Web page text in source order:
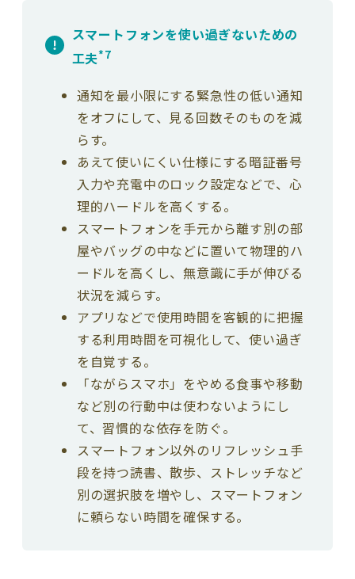
スマートフォンを使い過ぎないための
工夫*7
通知を最小限にする緊急性の低い通知
をオフにして、見る回数そのものを減
らす。
あえて使いにくい仕様にする暗証番号
入力や充電中のロック設定などで、心
理的ハードルを高くする。
スマートフォンを手元から離す別の部
屋やバッグの中などに置いて物理的ハ
ードルを高くし、無意識に手が伸びる
状況を減らす。
アプリなどで使用時間を客観的に把握
する利用時間を可視化して、使い過ぎ
を自覚する。
「ながらスマホ」をやめる食事や移動
など別の行動中は使わないようにし
て、習慣的な依存を防ぐ。
スマートフォン以外のリフレッシュ手
段を持つ読書、散歩、ストレッチなど
別の選択肢を増やし、スマートフォン
に頼らない時間を確保する。